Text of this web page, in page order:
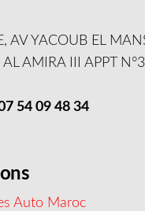
AV YACOUB EL
AL AMIRA III APPT
54 09 48 34
Auto Maroc